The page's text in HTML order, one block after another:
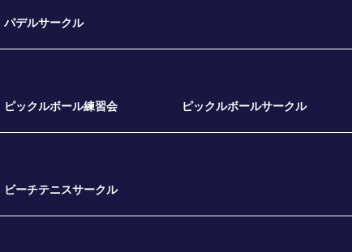
パデルサークル
ピックルボール練習会 ピックルボールサークル
ビーチテニスサークル